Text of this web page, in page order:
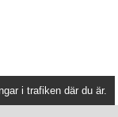
i trafiken där du är.